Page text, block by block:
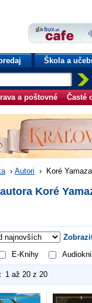
Škola a
a poštovné Časté
› Autori › Koré
Koré
E-Knihy
1 až 20 z 20